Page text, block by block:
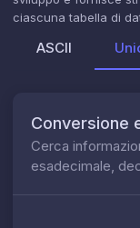
ciascuna tabella di
ASCII
Conversione
Cerca
esadecimale,